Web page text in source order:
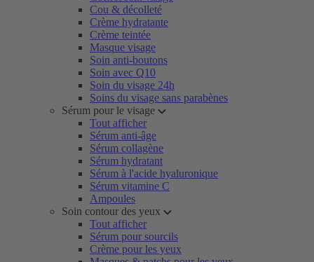
Cou & décolleté
Crème hydratante
Crème teintée
Masque visage
Soin anti-boutons
Soin avec Q10
Soin du visage 24h
Soins du visage sans parabènes
Sérum pour le visage
Tout afficher
Sérum anti-âge
Sérum collagène
Sérum hydratant
Sérum à l'acide hyaluronique
Sérum vitamine C
Ampoules
Soin contour des yeux
Tout afficher
Sérum pour sourcils
Crème pour les yeux